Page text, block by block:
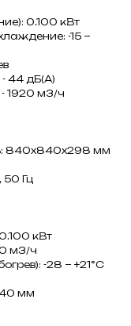
0.100 кВт
-15 ~
44 дБ(А)
1920 м3/ч
840x840x298 мм
Гц
кВт
м3/ч
-28 ~ +21°C
мм